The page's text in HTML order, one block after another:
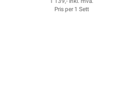
Pris per 1 Sett